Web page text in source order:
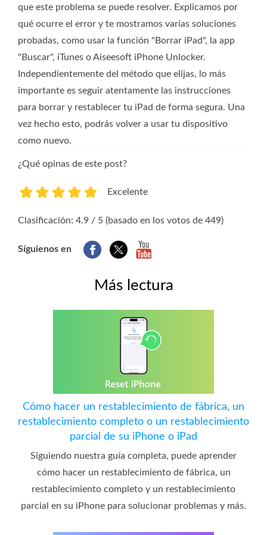
que este problema se puede resolver. Explicamos por
qué ocurre el error y te mostramos varias soluciones
probadas, como usar la función "Borrar iPad", la app
"Buscar", iTunes o Aiseesoft iPhone Unlocker.
Independientemente del método que elijas, lo más
importante es seguir atentamente las instrucciones
para borrar y restablecer tu iPad de forma segura. Una
vez hecho esto, podrás volver a usar tu dispositivo
como nuevo.
¿Qué opinas de este post?
Excelente
Clasificación: 4.9 / 5 (basado en los votos de 449)
Síguienos en
Más lectura
Cómo hacer un restablecimiento de fábrica, un
restablecimiento completo o un restablecimiento
parcial de su iPhone o iPad
Siguiendo nuestra guía completa, puede aprender
cómo hacer un restablecimiento de fábrica, un
restablecimiento completo y un restablecimiento
parcial en su iPhone para solucionar problemas y más.